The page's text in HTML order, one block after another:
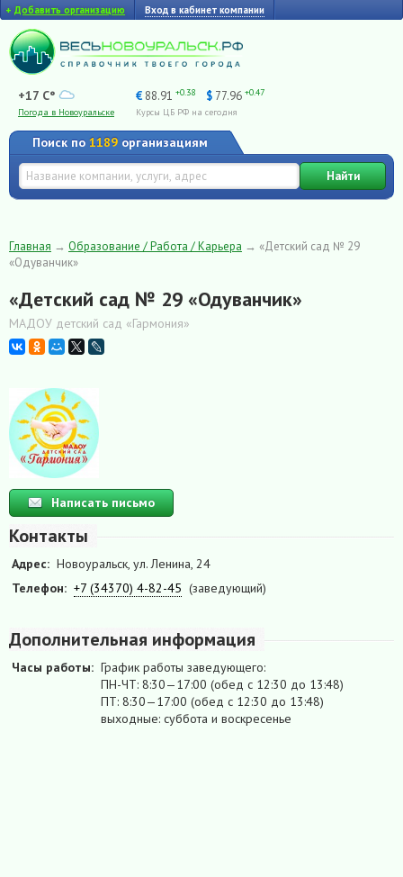
+ Добавить организацию Вход в кабинет компании
+17 C°
Погода в Новоуральске
€ 88.91 +0.38 $ 77.96 +0.47
Курсы ЦБ РФ на сегодня
Поиск по 1189 организациям
Найти
Главная → Образование / Работа / Карьера → «Детский сад № 29
«Одуванчик»
«Детский сад № 29 «Одуванчик»
МАДОУ детский сад «Гармония»
Написать письмо
Контакты
Адрес: Новоуральск, ул. Ленина, 24
Телефон: +7 (34370) 4-82-45 (заведующий)
Дополнительная информация
Часы работы: График работы заведующего:
ПН-ЧТ: 8:30—17:00 (обед с 12:30 до 13:48)
ПТ: 8:30—17:00 (обед с 12:30 до 13:48)
выходные: суббота и воскресенье